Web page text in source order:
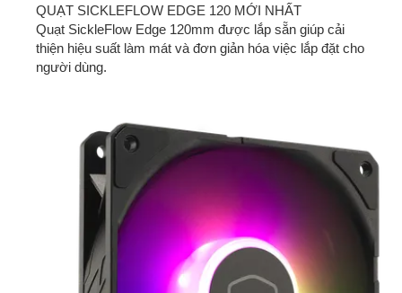
QUẠT SICKLEFLOW EDGE 120 MỚI NHẤT
Quạt SickleFlow Edge 120mm được lắp sẵn giúp cải
thiện hiệu suất làm mát và đơn giản hóa việc lắp đặt cho
người dùng.